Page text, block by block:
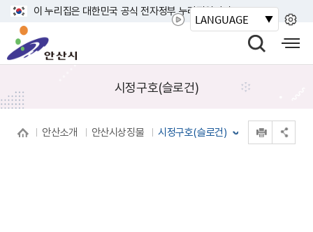
기
이 누리집은 대한민국 공식 전자정부 누리집입니다.
시
색
기
바
사
시정구호(슬로건)
안산소개 안산시상징물 시정구호(슬로건)
LANGUAGE